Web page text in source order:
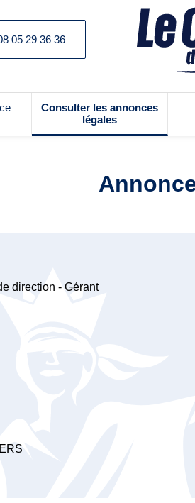
05 29 36 36
Consulter les annonces
légales
direction - Gérant